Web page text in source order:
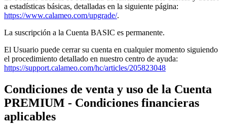
a estadísticas básicas, detalladas en la siguiente página:
https://www.calameo.com/upgrade/.
La suscripción a la Cuenta BASIC es permanente.
El Usuario puede cerrar su cuenta en cualquier momento siguiendo
el procedimiento detallado en nuestro centro de ayuda:
https://support.calameo.com/hc/articles/205823048
Condiciones de venta y uso de la Cuenta
PREMIUM - Condiciones financieras
aplicables